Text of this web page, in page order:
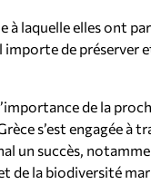
laquelle elles ont
importe de préserver
de la
s’est engagée
un succès,
de la biodiversité